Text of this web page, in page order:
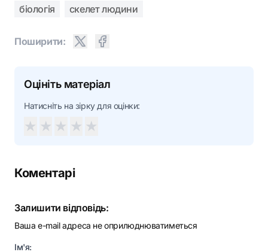
біологія скелет людини
Поширити:
Оцініть матеріал
Натисніть на зірку для оцінки:
★ ★ ★ ★ ★
Коментарі
Залишити відповідь:
Ваша e-mail адреса не оприлюднюватиметься
Ім'я: